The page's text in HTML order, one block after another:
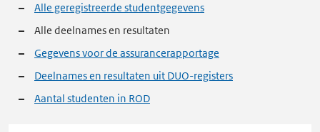
Alle geregistreerde studentgegevens
Alle deelnames en resultaten
Gegevens voor de assurancerapportage
Deelnames en resultaten uit DUO-registers
Aantal studenten in ROD